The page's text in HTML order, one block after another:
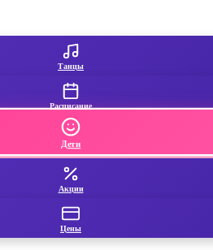
Танцы
Расписание
Дети
Акции
Цены